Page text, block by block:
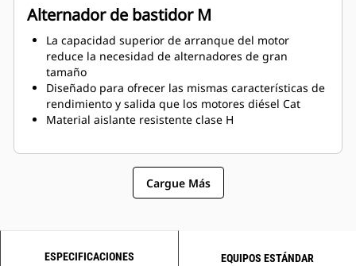
Alternador de bastidor M
La capacidad superior de arranque del motor
reduce la necesidad de alternadores de gran
tamaño
Diseñado para ofrecer las mismas características de
rendimiento y salida que los motores diésel Cat
Material aislante resistente clase H
Cargue Más
ESPECIFICACIONES EQUIPOS ESTÁNDAR